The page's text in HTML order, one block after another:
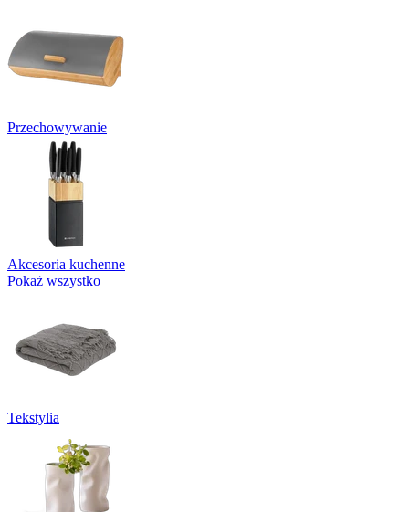
Przechowywanie
Akcesoria kuchenne
Pokaż wszystko
Tekstylia